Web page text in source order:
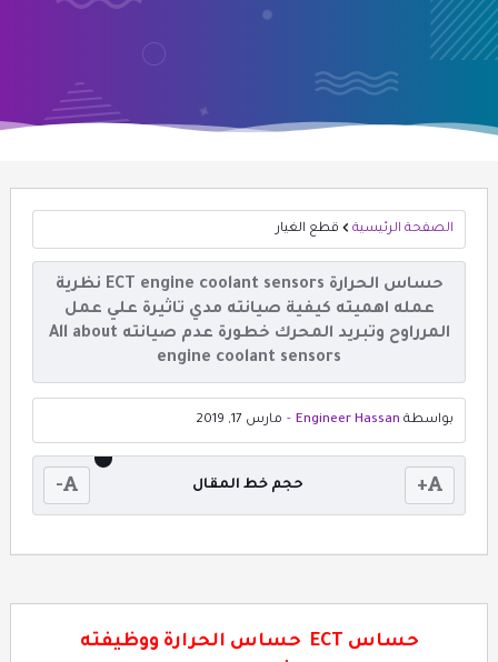
الصفحة الرئيسية قطع الغيار
حساس الحرارة ECT engine coolant sensors نظرية
عمله اهميته كيفية صيانته مدي تاثيرة علي عمل
المرراوح وتبريد المحرك خطورة عدم صيانته All about
engine coolant sensors
بواسطة Engineer Hassan
- مارس 17, 2019
+ حجم خط المقال -
حساس ECT حساس الحرارة ووظيفته